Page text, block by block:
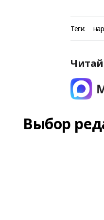
Теги:
Выбор